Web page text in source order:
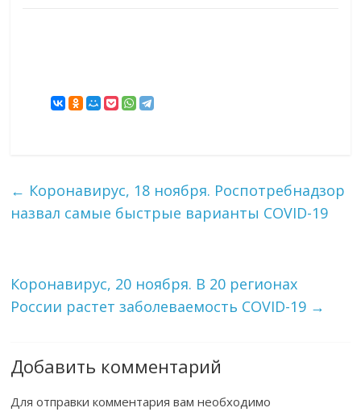
← Коронавирус, 18 ноября. Роспотребнадзор
назвал самые быстрые варианты COVID-19
Коронавирус, 20 ноября. В 20 регионах
России растет заболеваемость COVID-19 →
Добавить комментарий
Для отправки комментария вам необходимо